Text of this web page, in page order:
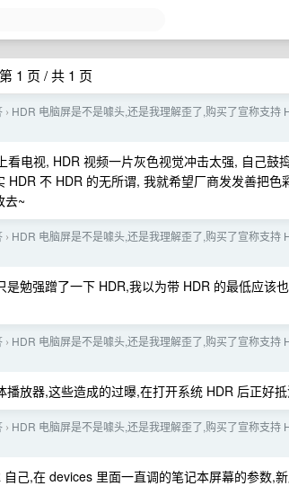
1 页 / 共 1 页
› HDR 电脑屏是不是噱头,还是我理解歪了,购买了宣称支持
看电视, HDR 视频一片灰色视觉冲击太强, 自己鼓
HDR 不 HDR 的无所谓, 我就希望厂商发发善把
去~
› HDR 电脑屏是不是噱头,还是我理解歪了,购买了宣称支持
是勉强蹭了一下 HDR,我以为带 HDR 的最低应该
› HDR 电脑屏是不是噱头,还是我理解歪了,购买了宣称支持
放器,这些造成的过曝,在打开系统 HDR 后正好
› HDR 电脑屏是不是噱头,还是我理解歪了,购买了宣称支持
己,在 devices 里面一直调的笔记本屏幕的参数,